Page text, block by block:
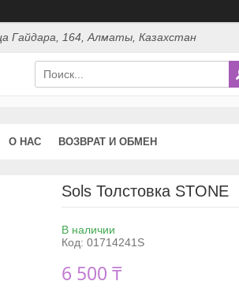
Гайдара, 164, Алматы, Казахстан
О НАС ВОЗВРАТ И ОБМЕН
Sols Толстовка STONE
В наличии
Код: 01714241S
6 500 ₸